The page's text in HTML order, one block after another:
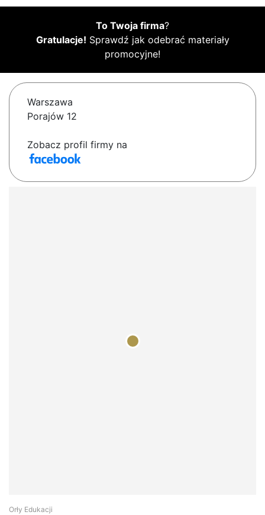
To Twoja firma?
Gratulacje! Sprawdź jak odebrać materiały
promocyjne!
Warszawa
Porajów 12
Zobacz profil firmy na
Orły Edukacji